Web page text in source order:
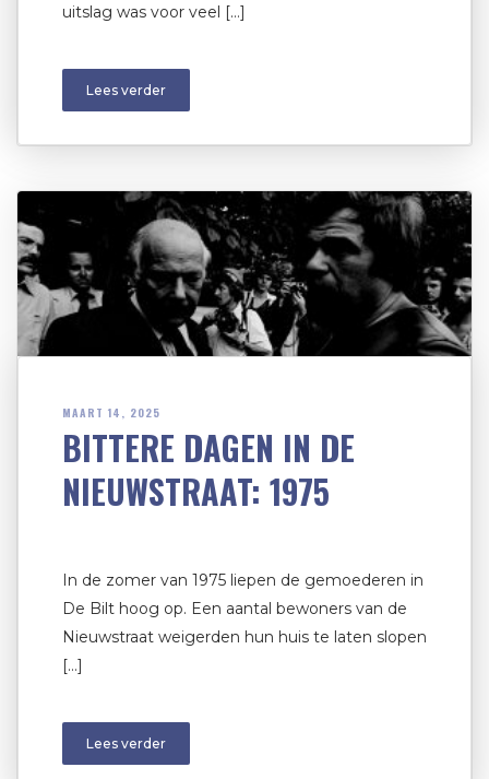
uitslag was voor veel […]
Lees verder
MAART 14, 2025
BITTERE DAGEN IN DE
NIEUWSTRAAT: 1975
In de zomer van 1975 liepen de gemoederen in
De Bilt hoog op. Een aantal bewoners van de
Nieuwstraat weigerden hun huis te laten slopen
[…]
Lees verder